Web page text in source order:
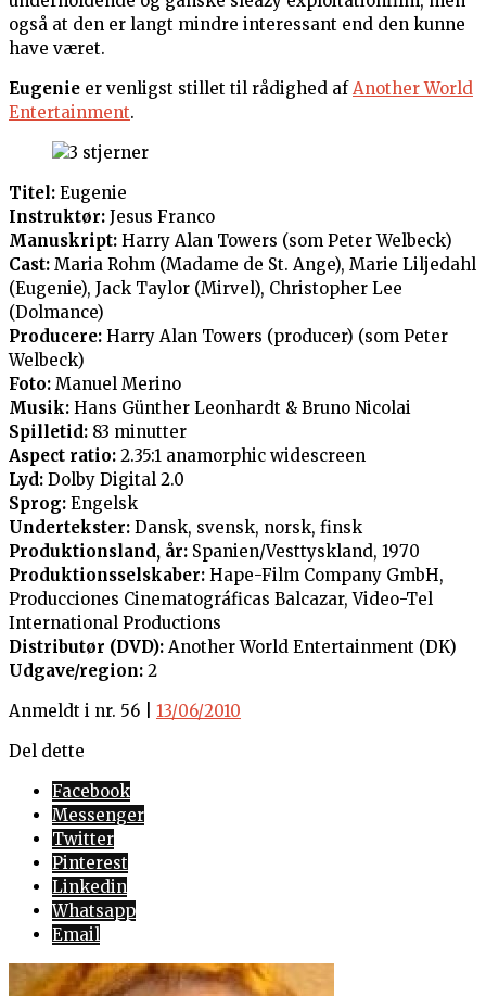
også at den er langt mindre interessant end den kunne
have været.
Eugenie er venligst stillet til rådighed af Another World
Entertainment.
Titel: Eugenie
Instruktør: Jesus Franco
Manuskript: Harry Alan Towers (som Peter Welbeck)
Cast: Maria Rohm (Madame de St. Ange), Marie Liljedahl
(Eugenie), Jack Taylor (Mirvel), Christopher Lee
(Dolmance)
Producere: Harry Alan Towers (producer) (som Peter
Welbeck)
Foto: Manuel Merino
Musik: Hans Günther Leonhardt & Bruno Nicolai
Spilletid: 83 minutter
Aspect ratio: 2.35:1 anamorphic widescreen
Lyd: Dolby Digital 2.0
Sprog: Engelsk
Undertekster: Dansk, svensk, norsk, finsk
Produktionsland, år: Spanien/Vesttyskland, 1970
Produktionsselskaber: Hape-Film Company GmbH,
Producciones Cinematográficas Balcazar, Video-Tel
International Productions
Distributør (DVD): Another World Entertainment (DK)
Udgave/region: 2
Anmeldt i nr. 56 | 13/06/2010
Del dette
Facebook
Messenger
Twitter
Pinterest
Linkedin
Whatsapp
Email